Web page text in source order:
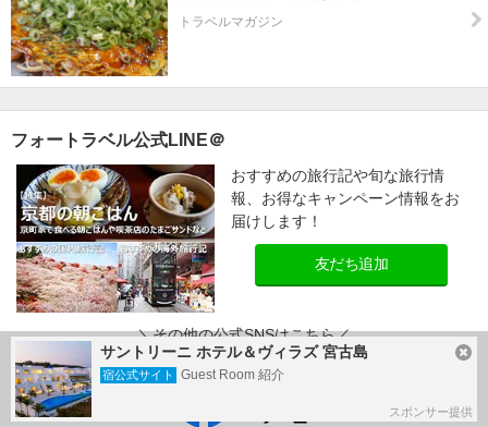
トラベルマガジン
フォートラベル公式LINE＠
おすすめの旅行記や旬な旅行情
報、お得なキャンペーン情報をお
届けします！
友だち追加
＼その他の公式SNSはこちら／
サントリーニ ホテル＆ヴィラズ 宮古島
宿公式サイト Guest Room 紹介
スポンサー提供